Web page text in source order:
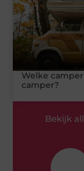
Welke
camper?
Bekijk